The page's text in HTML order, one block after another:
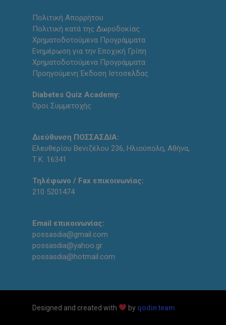
Πολιτική Απορρήτου
Πολιτική κατά της Δωροδοκίας
Χρηματοδοτούμενα Προγράμματα
Ενημέρωση για την Εποχική Γρίπη
Χρηματοδοτούμενα Προγράμματα
Προηγούμενη Έκδοση Ιστοσελδας
Diabetes Quiz Academy:
Όροι Συμμετοχής
Διεύθυνση ΠΟΣΣΑΣΔΙΑ:
Ελευθερίου Βενιζέλου 236, Ηλιούπολη, Αθήνα,
Τ.Κ. 16341
Τηλέφωνο / Fax επικοινωνίας:
210 5201474
Email επικοινωνίας:
possasdia@gmail.com
possasdia@yahoo.gr
possasdia@hotmail.com
Designed and created with by qodin team